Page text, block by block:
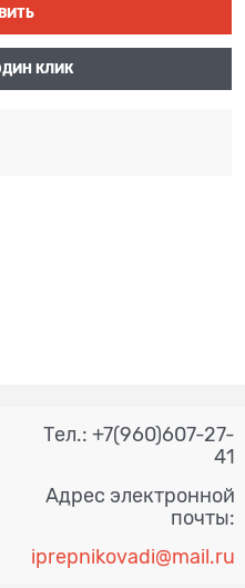
КЛИК
Тел.: +7(960)607-27-
41
Адрес электронной
почты:
iprepnikovadi@mail.ru